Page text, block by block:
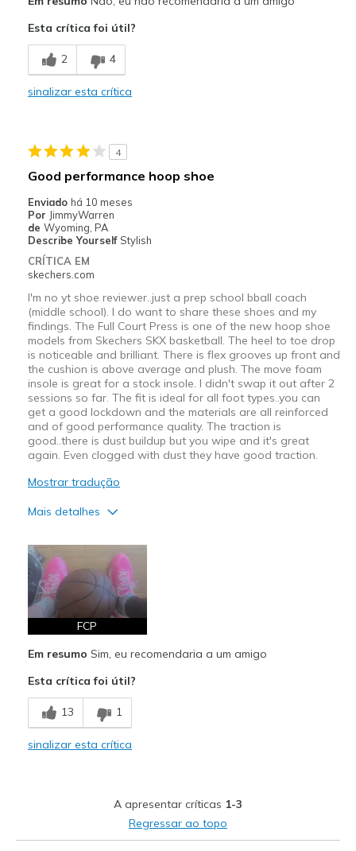
Width
View On Shoes
Esta crítica foi útil?
2 4
sinalizar esta crítica
4
Good performance hoop shoe
Enviado há 10 meses
Por JimmyWarren
de Wyoming, PA
Describe Yourself Stylish
CRÍTICA EM
skechers.com
I'm no yt shoe reviewer..just a prep school bball coach
(middle school). I do want to share these shoes and my
findings. The Full Court Press is one of the new hoop shoe
models from Skechers SKX basketball. The heel to toe drop
is noticeable and brilliant. There is flex grooves up front and
the cushion is above average and plush. The move foam
insole is great for a stock insole. I didn't swap it out after 2
sessions so far. The fit is ideal for all foot types..you can
get a good lockdown and the materials are all reinforced
and of good performance quality. The traction is
good..there is dust buildup but you wipe and it's great
again. Even clogged with dust they have good traction.
Mostrar tradução
Mais detalhes
Attractive Design
Comfortable
Melhores utilizações
Basketball
Width
Sizing
FCP
Em resumo Sim, eu recomendaria a um amigo
Esta crítica foi útil?
13 1
sinalizar esta crítica
A apresentar críticas 1-3
Regressar ao topo